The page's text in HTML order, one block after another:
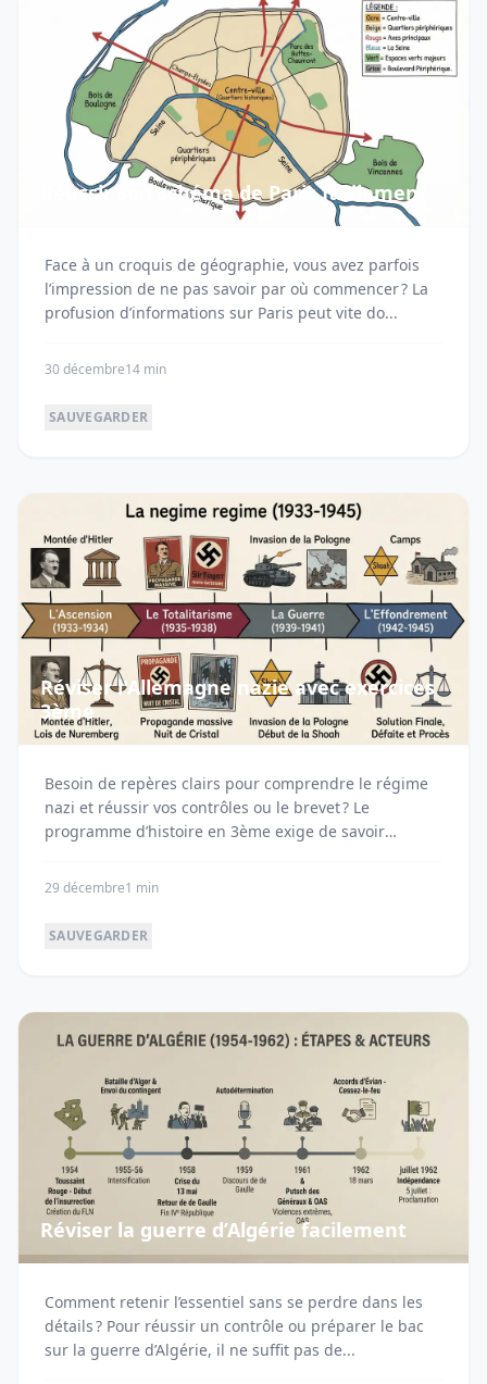
Réussir son schéma de Paris facilement
Face à un croquis de géographie, vous avez parfois
l’impression de ne pas savoir par où commencer ? La
profusion d’informations sur Paris peut vite do...
30 décembre14 min
SAUVEGARDER
Réviser l'Allemagne nazie avec exercices
3ème
Besoin de repères clairs pour comprendre le régime
nazi et réussir vos contrôles ou le brevet ? Le
programme d’histoire en 3ème exige de savoir
29 décembre1 min
SAUVEGARDER
Réviser la guerre d’Algérie facilement
Comment retenir l’essentiel sans se perdre dans les
détails ? Pour réussir un contrôle ou préparer le bac
sur la guerre d’Algérie, il ne suffit pas de...